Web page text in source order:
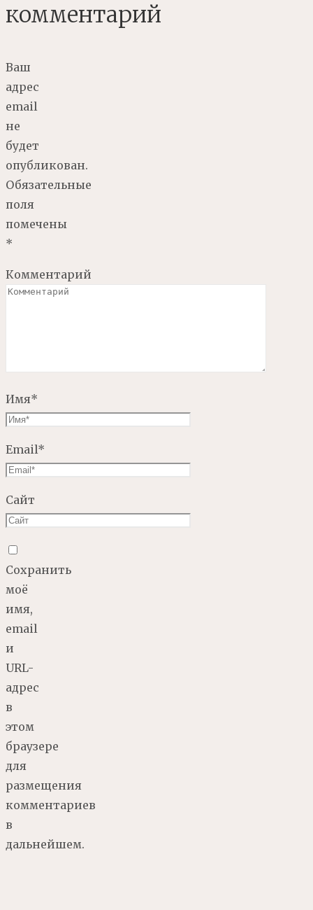
комментарий
Ваш
адрес
email
не
будет
опубликован.
Обязательные
поля
помечены
*
Комментарий
Имя*
Email*
Сайт
Сохранить
моё
имя,
email
и
URL-
адрес
в
этом
браузере
для
размещения
комментариев
в
дальнейшем.